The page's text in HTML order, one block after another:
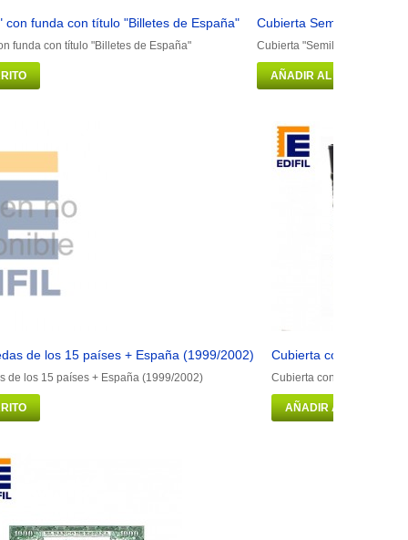
con funda con título "Billetes de España"
funda con título "Billetes de España"
Cubierta Semilujo con
Cubierta "Semilujo" con
AÑADIR AL CARRITO
de los 15 países + España (1999/2002)
de los 15 países + España (1999/2002)
Cubierta con funda (6
Cubierta con funda (6
AÑADIR AL CARRITO